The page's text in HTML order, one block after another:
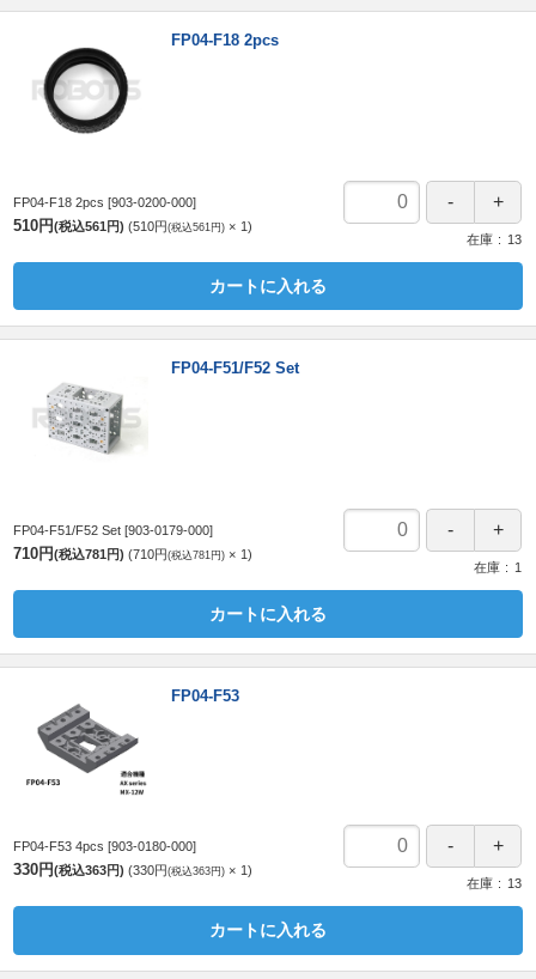
FP04-F18 2pcs
FP04-F18 2pcs [903-0200-000]
510円(税込561円) 510円(税込561円)
1
在庫
13
カートに入れる
FP04-F51/F52 Set
FP04-F51/F52 Set [903-0179-000]
710円(税込781円) 710円(税込781円)
1
在庫
1
カートに入れる
FP04-F53
FP04-F53 4pcs [903-0180-000]
330円(税込363円) 330円(税込363円)
1
在庫
13
カートに入れる